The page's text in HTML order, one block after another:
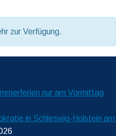
zur Verfügung.
nur am Vormittag
in Schleswig-Holstein am